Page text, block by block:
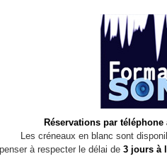
Réservations par téléphone
Les créneaux en blanc sont
à respecter le délai de 3 jours à